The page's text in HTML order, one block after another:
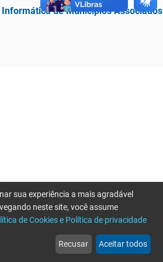
de Municípios Associados
web
Notícias
more_horiz
Mais
sua experiência a mais agradável
neste site, você assume
de Cookies e Política de privacidade
Recusar Aceitar todos
por favor tente novamente